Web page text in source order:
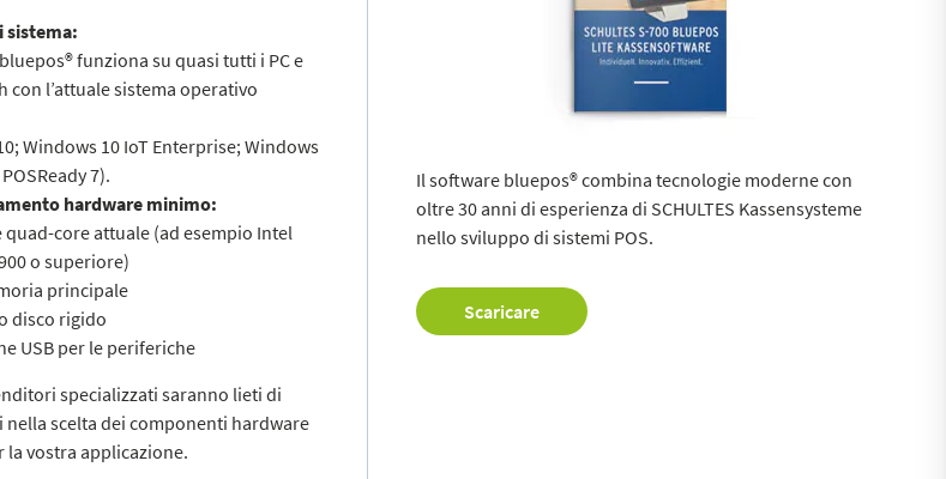
sistema:
funziona su quasi tutti i PC e
con l’attuale sistema operativo
Windows 10 IoT Enterprise; Windows
7).
hardware minimo:
quad-core attuale (ad esempio Intel
o superiore)
principale
disco rigido
USB per le periferiche
specializzati saranno lieti di
nella scelta dei componenti hardware
vostra applicazione.
Il software bluepos® combina tecnologie moderne con
oltre 30 anni di esperienza di SCHULTES Kassensysteme
nello sviluppo di sistemi POS.
Scaricare